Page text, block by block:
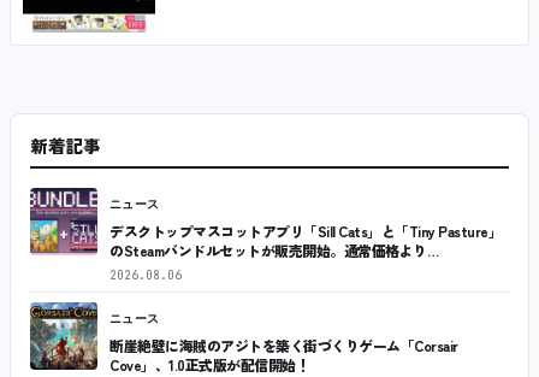
新着記事
ニュース
デスクトップマスコットアプリ「Sill Cats」と「Tiny Pasture」
のSteamバンドルセットが販売開始。通常価格より…
2026.08.06
ニュース
断崖絶壁に海賊のアジトを築く街づくりゲーム「Corsair
Cove」、1.0正式版が配信開始！